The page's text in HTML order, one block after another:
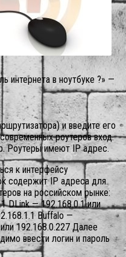
интернета в ноутбуке ?» —
и введите его
роутеров вход
Роутеры имеют IP адрес.
к интерфейсу
содержит IP адреса для
на российском рынке:
DLink — 192.168.0.1 или
Buffalo —
192.168.0.227 Далее
ввести логин и пароль